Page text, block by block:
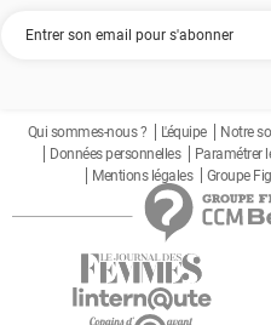
Qui sommes-nous ? L'équipe Notre
Données personnelles
Paramétrer
Mentions légales
Groupe